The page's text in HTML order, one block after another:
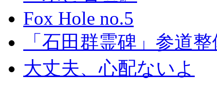
Fox Hole no.5
「石田群霊碑」参道
大丈夫、心配ないよ